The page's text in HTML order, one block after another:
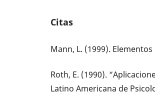
Citas
Mann, L. (1999).
Roth, E. (1990).
Latino Americana de